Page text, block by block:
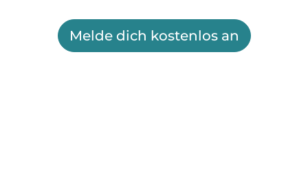
Melde dich kostenlos an